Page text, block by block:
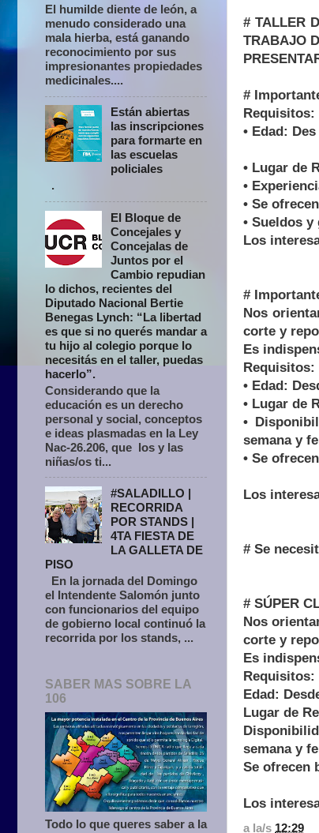
# TALLER
TRABAJO
#
Requisitos:
• Edad:
• Lugar de
•
• Se
• Sueldos
Los
#
Nos
corte y
Es
Requisitos:
• Edad:
• Lugar de
•
semana y
• Se
Los
# Se
# SÚPER
Nos
corte y
Es
Requisitos:
Edad:
Lugar de
semana y
Se ofrecen
Los
a la/s 12:29
El humilde diente de león, a
menudo considerado una
mala hierba, está ganando
reconocimiento por sus
impresionantes propiedades
medicinales....
Están abiertas
las inscripciones
para formarte en
las escuelas
policiales
.
El Bloque de
Concejales y
Concejalas de
Juntos por el
Cambio repudian
lo dichos, recientes del
Diputado Nacional Bertie
Benegas Lynch: “La libertad
es que si no querés mandar a
tu hijo al colegio porque lo
necesitás en el taller, puedas
hacerlo”.
Considerando que la
educación es un derecho
personal y social, conceptos
e ideas plasmadas en la Ley
Nac-26.206, que los y las
niñas/os ti...
#SALADILLO |
RECORRIDA
POR STANDS |
4TA FIESTA DE
LA GALLETA DE
PISO
En la jornada del Domingo
el Intendente Salomón junto
con funcionarios del equipo
de gobierno local continuó la
recorrida por los stands, ...
SABER MAS SOBRE LA
106
Todo lo que queres saber a la